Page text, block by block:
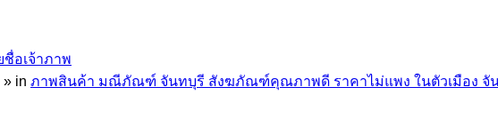
อเจ้าภาพ
» in ภาพสินค้า มณีภัณฑ์ จันทบุรี สังฆภัณฑ์คุณภาพดี ราคาไม่แพง ในตัวเมือง จั